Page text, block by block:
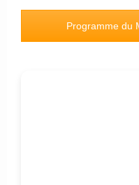
Programme du